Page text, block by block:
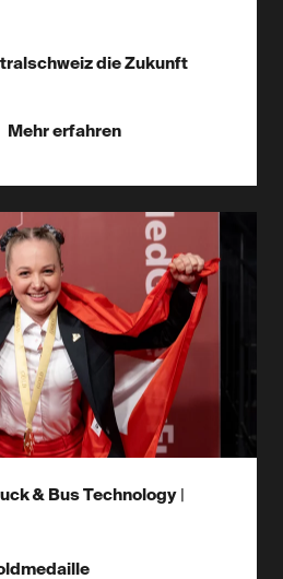
die Zukunft
Mehr erfahren
& Bus Technology|